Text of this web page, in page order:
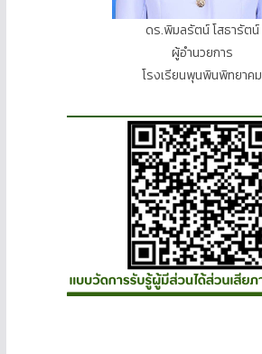
ดร.พิมลรัตน์ โสธารัตน์
ผู้อำนวยการ
โรงเรียนพุนพินพิทยาคม